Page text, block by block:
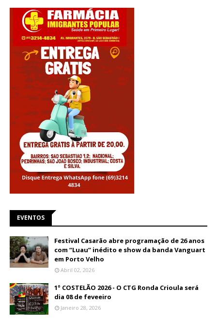
EVENTOS
Festival Casarão abre programação de 26 anos
com “Luau” inédito e show da banda Vanguart
em Porto Velho
Abril 02, 2026
1º COSTELÃO 2026 - O CTG Ronda Crioula será
dia 08 de feveeiro
Janeiro 28, 2026